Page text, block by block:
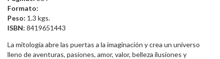
Formato:
Peso: 1.3 kgs.
ISBN: 8419651443
La mitología abre las puertas a la imaginación y crea un universo
lleno de aventuras, pasiones, amor, valor, belleza ilusiones y